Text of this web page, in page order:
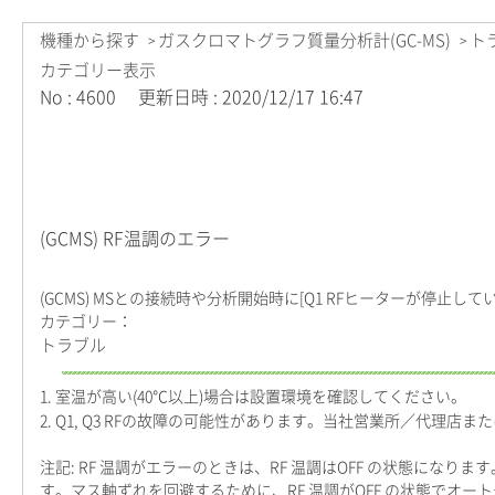
機種から探す > ガスクロマトグラフ質量分析計(GC-MS) >
ト
カテゴリー表示
No : 4600 更新日時 : 2020/12/17 16:47
(GCMS) RF温調のエラー
(GCMS) MSとの接続時や分析開始時に[Q1 RFヒーターが停止し
カテゴリー：
トラブル
1. 室温が高い(40℃以上)場合は設置環境を確認してください。
2. Q1, Q3 RFの故障の可能性があります。当社営業所／代理店ま
注記: RF 温調がエラーのときは、RF 温調はOFF の状態になり
す。マス軸ずれを回避するために、RF 温調がOFF の状態でオ